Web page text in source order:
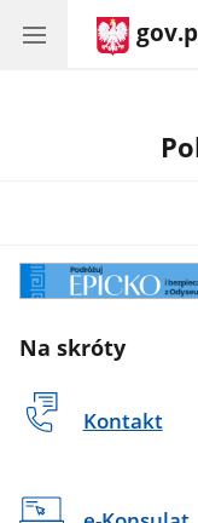
Odyseusz
Na skróty
Kontakt